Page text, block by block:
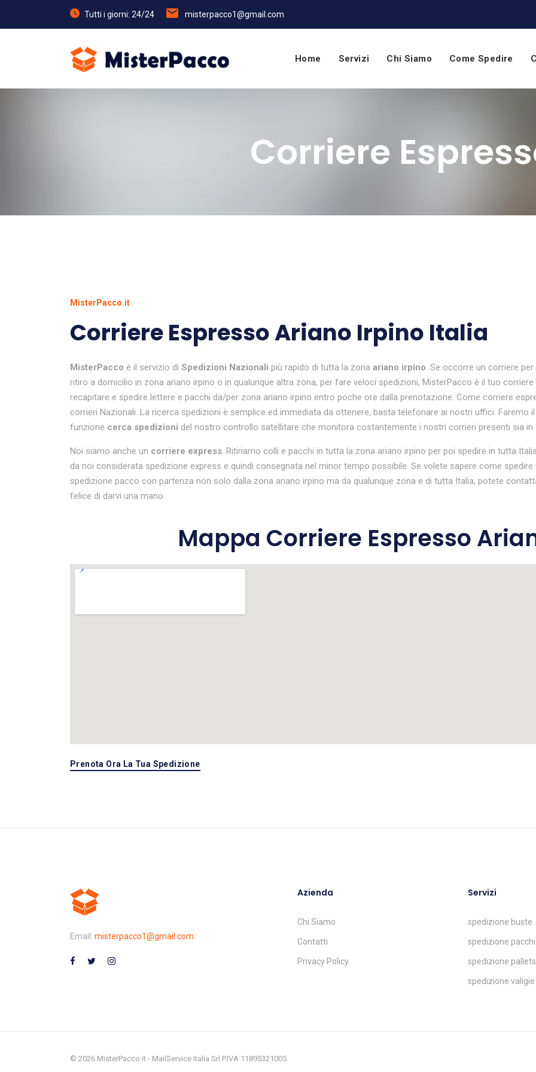
Tutti i giorni: 24/24 misterpacco1@gmail.com
Home Servizi Chi Siamo Come Spedire
Corriere
MisterPacco.it
Corriere Espresso Ariano Irpino Italia
MisterPacco è il servizio di Spedizioni Nazionali più rapido di tutta la zona ariano irpino. Se occorre un corriere per
ritiro a domicilio in zona ariano irpino o in qualunque altra zona, per fare veloci spedizioni, MisterPacco è il tuo
recapitare e spedire lettere e pacchi da/per zona ariano irpino entro poche ore dalla prenotazione. Come corriere
corrieri Nazionali. La ricerca spedizioni è semplice ed immediata da ottenere, basta telefonare ai nostri uffici. Faremo
funzione cerca spedizioni del nostro controllo satellitare che monitora costantemente i nostri corrieri presenti sia
Noi siamo anche un corriere express. Ritiriamo colli e pacchi in tutta la zona ariano irpino per poi spedire in tutta
da noi considerata spedizione express e quindi consegnata nel minor tempo possibile. Se volete sapere come
spedizione pacco con partenza non solo dalla zona ariano irpino ma da qualunque zona e di tutta Italia, potete
felice di darvi una mano.
Mappa Corriere Espresso
Prenota Ora La Tua Spedizione
Email: misterpacco1@gmail.com
Azienda
Chi Siamo
Contatti
Privacy Policy
Servizi
spedizione buste
spedizione pacchi
spedizione pallets
spedizione valigie
© 2026 MisterPacco.it - MailService Italia Srl P.IVA 11895321005.